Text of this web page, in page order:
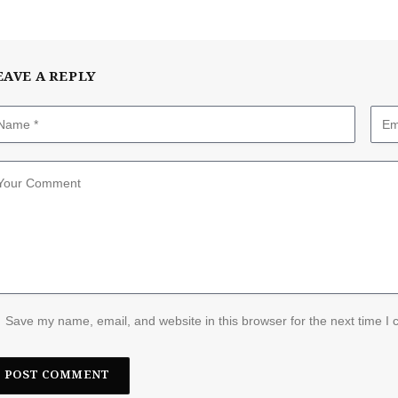
A REPLY
Save my name, email, and website in this browser for the next time I